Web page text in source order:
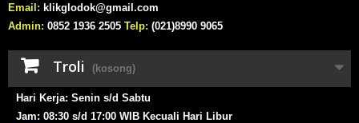
Email: klikglodok@gmail.com
Admin: 0852 1936 2505 Telp: (021)8990 9065
Troli (kosong)
Hari Kerja: Senin s/d Sabtu
Jam: 08:30 s/d 17:00 WIB Kecuali Hari Libur